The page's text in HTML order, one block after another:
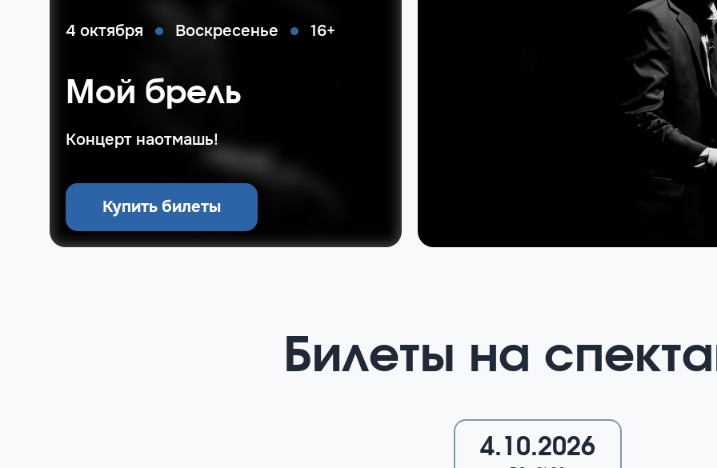
4 октября Воскресенье 16+
Мой брель
Концерт наотмашь!
Купить билеты
Билеты на
4.10.2026